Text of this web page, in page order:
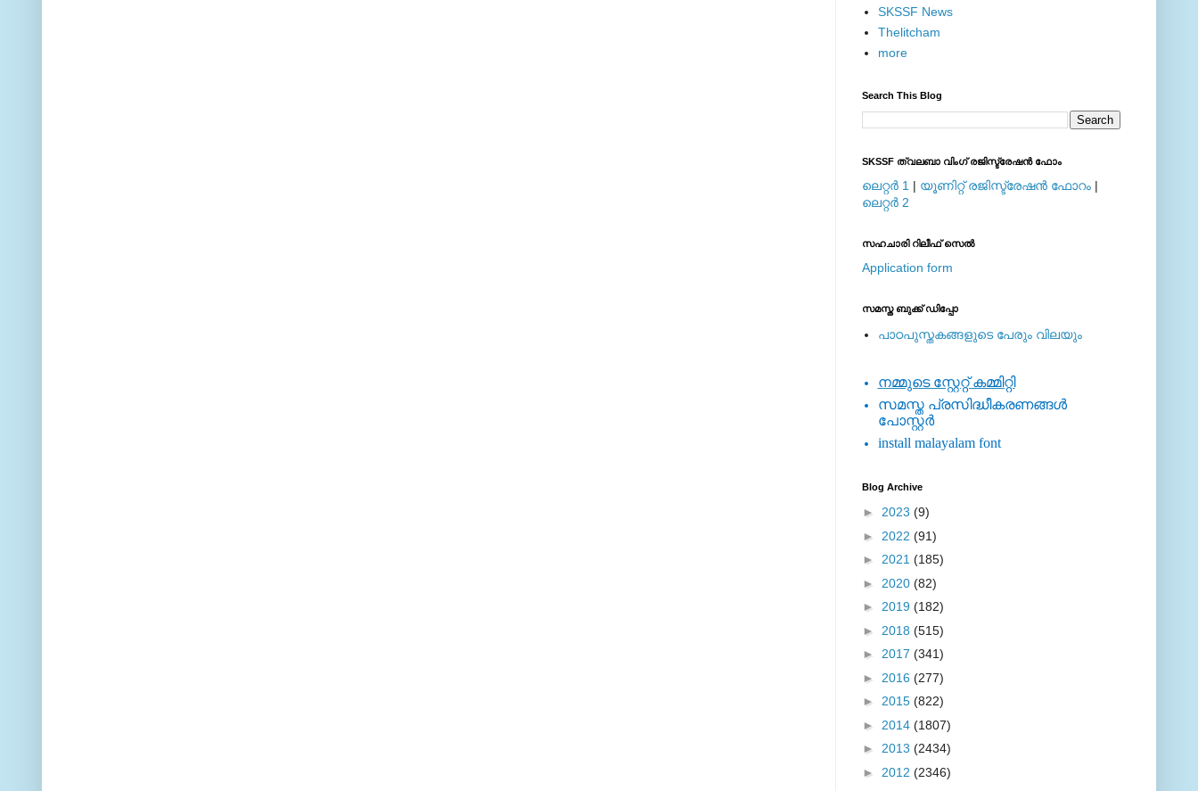
SKSSF News
Thelitcham
more
Search This Blog
SKSSF ത്വലബാ വിംഗ് രജിസ്ട്രേഷന്‍ ഫോം
ലെറ്റര്‍ 1 | യൂണിറ്റ് രജിസ്ട്രേഷന്‍ ഫോറം |
ലെറ്റര്‍ 2
സഹചാരി റിലീഫ് സെല്‍
Application form
സമസ്ത ബുക്ക് ഡിപ്പോ
പാഠപുസ്തകങ്ങളുടെ പേരും വിലയും
നമ്മുടെ സ്റ്റേറ്റ് കമ്മിറ്റി
സമസ്ത പ്രസിദ്ധീകരണങ്ങള്‍
പോസ്റ്റര്‍
install malayalam font
Blog Archive
► 2023 (9)
► 2022 (91)
► 2021 (185)
► 2020 (82)
► 2019 (182)
► 2018 (515)
► 2017 (341)
► 2016 (277)
► 2015 (822)
► 2014 (1807)
► 2013 (2434)
► 2012 (2346)